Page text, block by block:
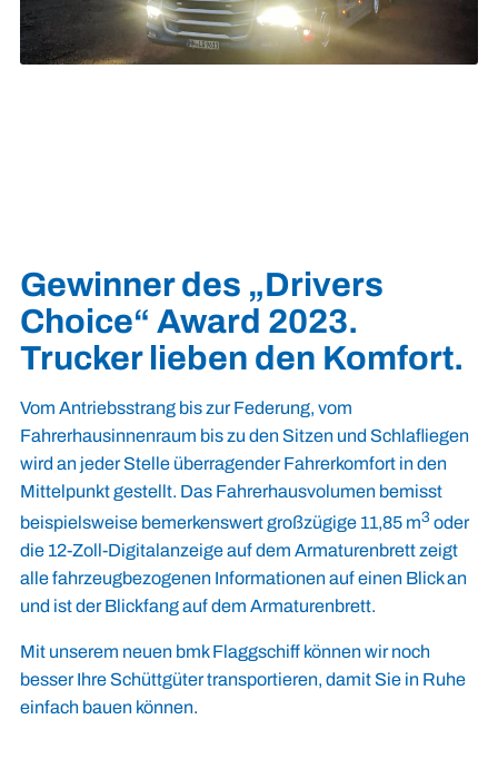
Gewinner des „Drivers
Choice“ Award 2023.
Trucker lieben den Komfort.
Vom Antriebsstrang bis zur Federung, vom
Fahrerhausinnenraum bis zu den Sitzen und Schlafliegen
wird an jeder Stelle überragender Fahrerkomfort in den
Mittelpunkt gestellt. Das Fahrerhausvolumen bemisst
beispielsweise bemerkenswert großzügige 11,85 m3 oder
die 12-Zoll-Digitalanzeige auf dem Armaturenbrett zeigt
alle fahrzeugbezogenen Informationen auf einen Blick an
und ist der Blickfang auf dem Armaturenbrett.
Mit unserem neuen bmk Flaggschiff können wir noch
besser Ihre Schüttgüter transportieren, damit Sie in Ruhe
einfach bauen können.